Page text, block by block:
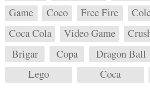
Game
Coco Free Fire
Coca Cola
Video Game
Brigar
Copa Dragon Ball
Lego
Coca